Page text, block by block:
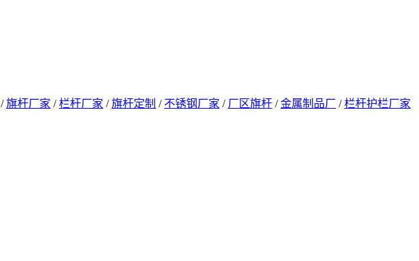
/旗杆厂家 /栏杆厂家 /旗杆定制 / 不锈钢厂家 / 厂区旗杆 /金属制品厂 /栏杆护栏厂家